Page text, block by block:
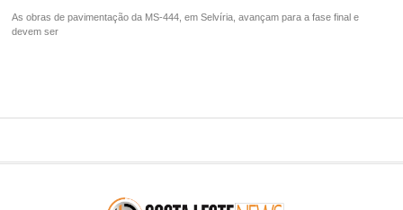
As obras de pavimentação da MS-444, em Selvíria, avançam para a fase final e
devem ser